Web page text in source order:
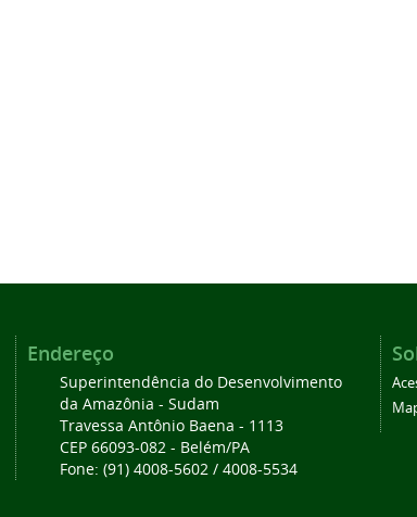
Endereço
Superintendência do Desenvolvimento
da Amazônia - Sudam
Travessa Antônio Baena - 1113
CEP 66093-082 - Belém/PA
Fone: (91) 4008-5602 / 4008-5534